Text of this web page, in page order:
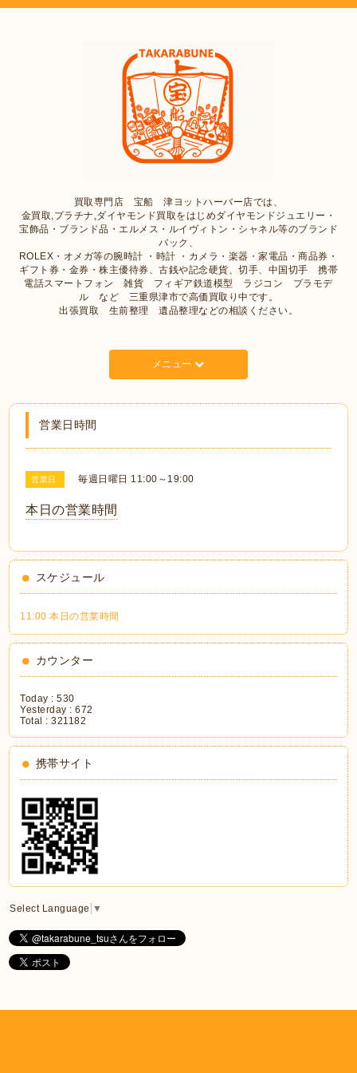
買取専門店 宝船 津ヨットハーバー店では、
金買取,プラチナ,ダイヤモンド買取をはじめダイヤモンドジュエリー・
宝飾品・ブランド品・エルメス・ルイヴィトン・シャネル等のブランド
バック、
ROLEX・オメガ等の腕時計 ・時計 ・カメラ・楽器・家電品・商品券・
ギフト券・金券・株主優待券、古銭や記念硬貨、切手、中国切手 携帯
電話スマートフォン 雑貨 フィギア鉄道模型 ラジコン プラモデ
ル など 三重県津市で高価買取り中です。
出張買取 生前整理 遺品整理などの相談ください。
メニュー
営業日時間
営業日 毎週日曜日 11:00～19:00
本日の営業時間
スケジュール
11:00 本日の営業時間
カウンター
Today :530
Yesterday :672
Total :321182
携帯サイト
Select Language ▼